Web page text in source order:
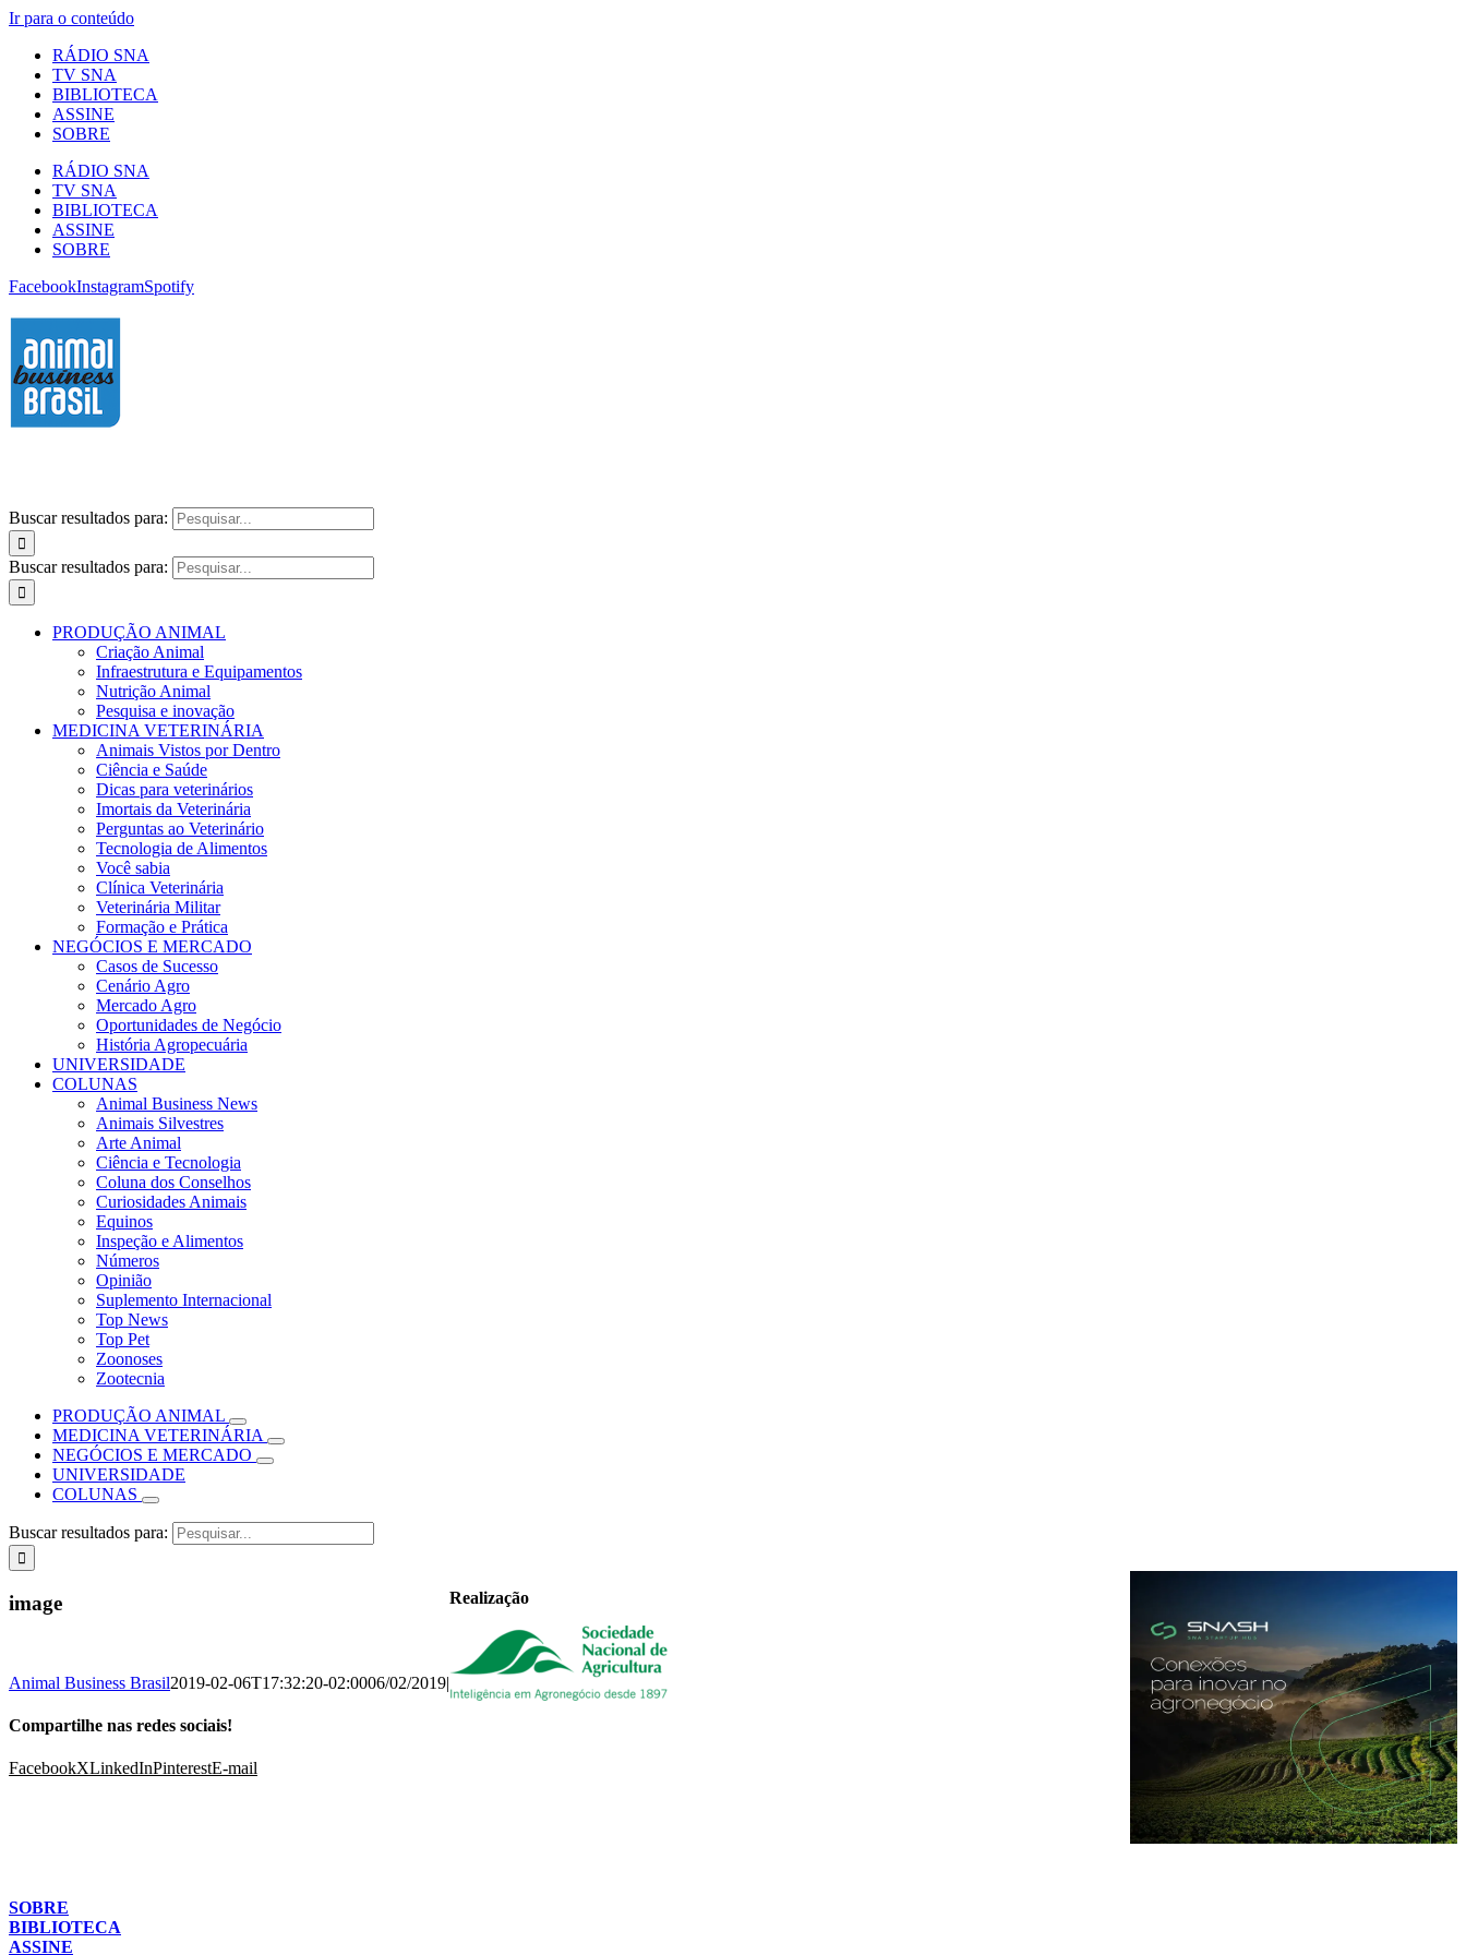
Ir para o conteúdo
RÁDIO SNA
TV SNA
BIBLIOTECA
ASSINE
SOBRE
RÁDIO SNA
TV SNA
BIBLIOTECA
ASSINE
SOBRE
FacebookInstagramSpotify
Buscar resultados para:
Buscar resultados para:
PRODUÇÃO ANIMAL
Criação Animal
Infraestrutura e Equipamentos
Nutrição Animal
Pesquisa e inovação
MEDICINA VETERINÁRIA
Animais Vistos por Dentro
Ciência e Saúde
Dicas para veterinários
Imortais da Veterinária
Perguntas ao Veterinário
Tecnologia de Alimentos
Você sabia
Clínica Veterinária
Veterinária Militar
Formação e Prática
NEGÓCIOS E MERCADO
Casos de Sucesso
Cenário Agro
Mercado Agro
Oportunidades de Negócio
História Agropecuária
UNIVERSIDADE
COLUNAS
Animal Business News
Animais Silvestres
Arte Animal
Ciência e Tecnologia
Coluna dos Conselhos
Curiosidades Animais
Equinos
Inspeção e Alimentos
Números
Opinião
Suplemento Internacional
Top News
Top Pet
Zoonoses
Zootecnia
PRODUÇÃO ANIMAL
MEDICINA VETERINÁRIA
NEGÓCIOS E MERCADO
UNIVERSIDADE
COLUNAS
Buscar resultados para:
image
Animal Business Brasil2019-02-06T17:32:20-02:0006/02/2019|
Compartilhe nas redes sociais!
FacebookXLinkedInPinterestE-mail
Realização
SOBRE
BIBLIOTECA
ASSINE